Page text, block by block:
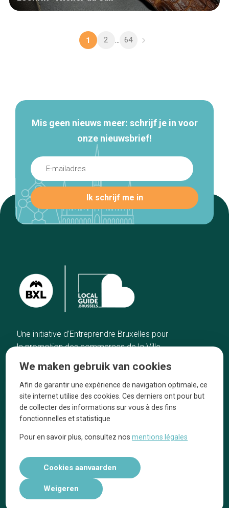
1 2 ... 64
Mis geen nieuws meer: schrijf je in voor
onze nieuwsbrief!
Une initiative d’Entreprendre Bruxelles pour
la promotion des commerces de la Ville
Home
De beste adressen
Blog
Winkelwijken
Tops 10
De ambachtslieden
Over ons
Ze praten over ons!
kennisgevingen
We maken gebruik van cookies
Afin de garantir une expérience de navigation optimale, ce
site internet utilise des cookies. Ces derniers ont pour but
de collecter des informations sur vous à des fins
fonctionnelles et statistique
Pour en savoir plus, consultez nosmentions légales
Cookies aanvaarden
Weigeren